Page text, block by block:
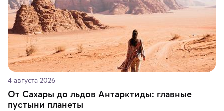
4 августа 2026
От Сахары до льдов Антарктиды: главные
пустыни планеты